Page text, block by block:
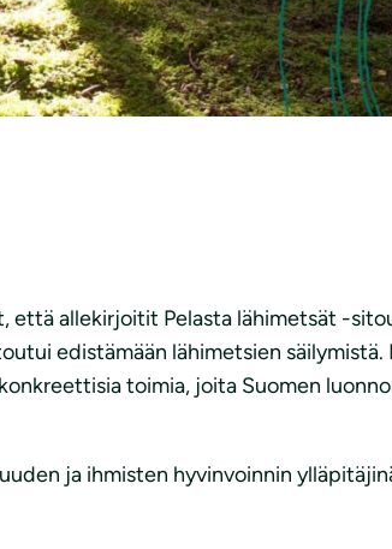
että allekirjoitit Pelasta lähimetsät -
edistämään lähimetsien
toimia, joita Suomen
ja ihmisten hyvinvoinnin